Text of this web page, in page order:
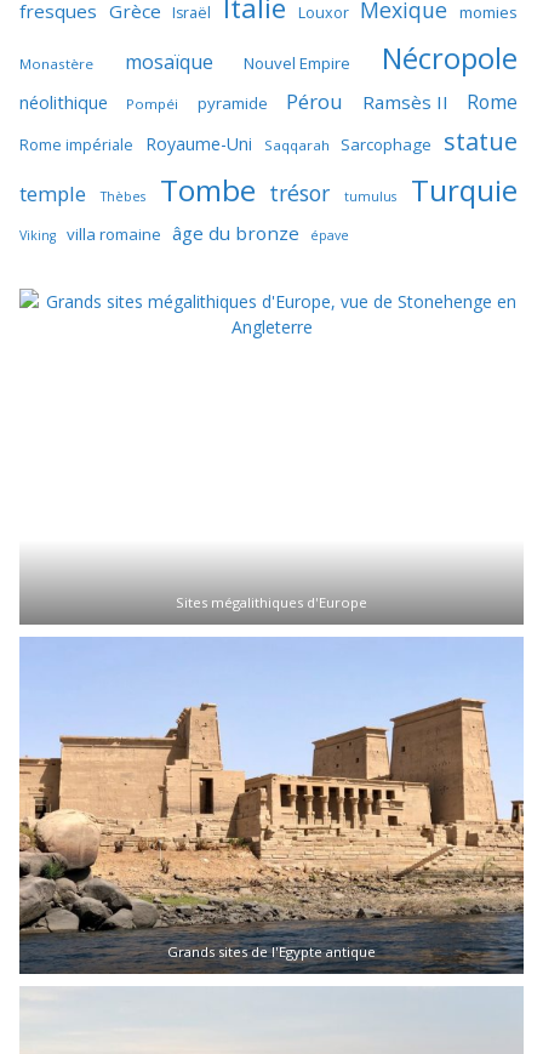
fresques Grèce Israël Italie Louxor Mexique momies
Monastère mosaïque Nouvel Empire Nécropole
néolithique Pompéi pyramide Pérou Ramsès II Rome
Rome impériale Royaume-Uni Saqqarah Sarcophage statue
temple Thèbes Tombe trésor tumulus Turquie
Viking villa romaine âge du bronze épave
Sites mégalithiques d'Europe
Grands sites de l'Egypte antique